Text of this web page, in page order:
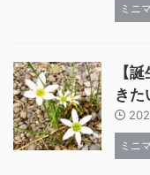
ミニ
【
きた
ミニ